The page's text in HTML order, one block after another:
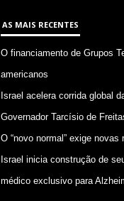
AS MAIS RECENTES
O financiamento de Grupos
americanos
Israel acelera corrida global
Governador Tarcísio de
O “novo normal” exige novas
Israel inicia construção de
médico exclusivo para